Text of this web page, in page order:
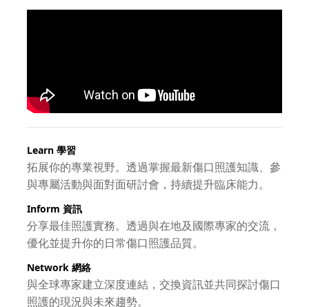
Learn 學習
拓展你的專業視野。透過掌握最新傷口照護知識、參
與專屬活動與面對面研討會，持續提升臨床能力。
Inform 資訊
分享最佳照護實務。透過與在地及國際專家的交流，
優化並提升你的日常傷口照護品質。
Network 網絡
與全球專家建立深度連結，交換資訊並共同探討傷口
照護的現況與未來趨勢。